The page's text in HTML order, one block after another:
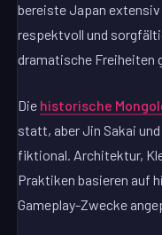
bereiste Japan
respektvoll und
dramatische Freiheiten
Die historische
statt, aber Jin Sakai
fiktional. Architektur,
Praktiken basieren auf
Gameplay-Zwecke